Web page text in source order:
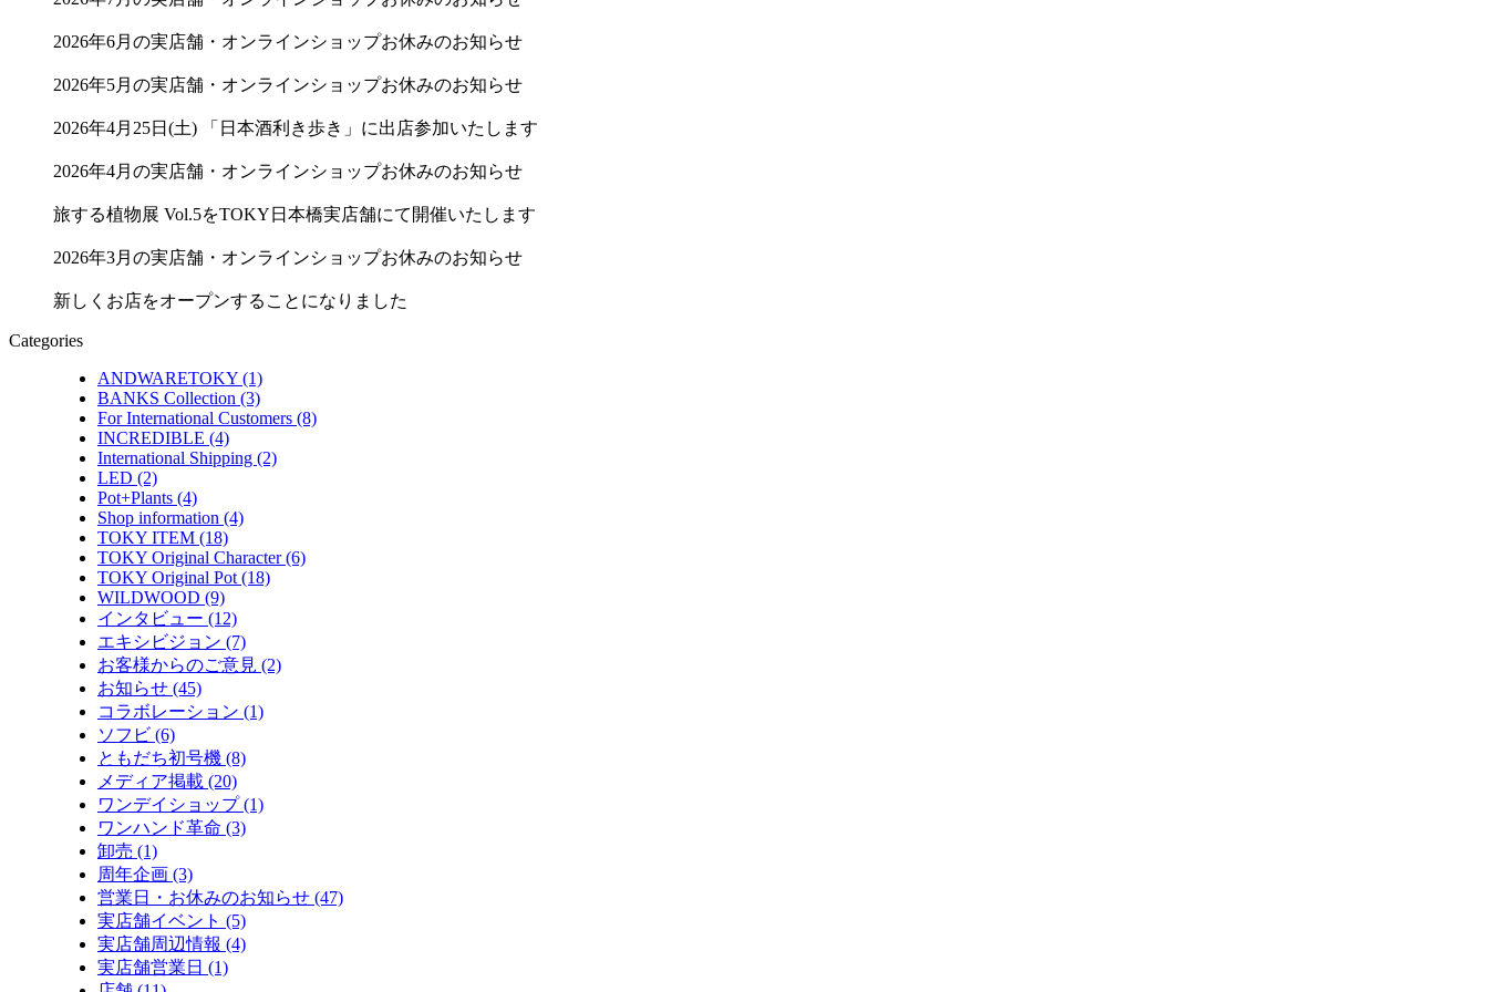
2026年6月の実店舗・オンラインショップお休みのお知らせ
2026年5月の実店舗・オンラインショップお休みのお知らせ
2026年4月25日(土) 「日本酒利き歩き」に出店参加いたします
2026年4月の実店舗・オンラインショップお休みのお知らせ
旅する植物展 Vol.5をTOKY日本橋実店舗にて開催いたします
2026年3月の実店舗・オンラインショップお休みのお知らせ
新しくお店をオープンすることになりました
Categories
ANDWARETOKY (1)
BANKS Collection (3)
For International Customers (8)
INCREDIBLE (4)
International Shipping (2)
LED (2)
Pot+Plants (4)
Shop information (4)
TOKY ITEM (18)
TOKY Original Character (6)
TOKY Original Pot (18)
WILDWOOD (9)
インタビュー (12)
エキシビジョン (7)
お客様からのご意見 (2)
お知らせ (45)
コラボレーション (1)
ソフビ (6)
ともだち初号機 (8)
メディア掲載 (20)
ワンデイショップ (1)
ワンハンド革命 (3)
卸売 (1)
周年企画 (3)
営業日・お休みのお知らせ (47)
実店舗イベント (5)
実店舗周辺情報 (4)
実店舗営業日 (1)